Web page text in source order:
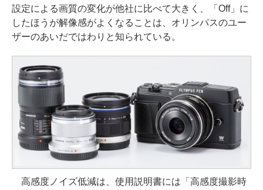
設定による画質の変化が他社に比べて大きく、「Off」に
したほうが解像感がよくなることは、オリンパスのユー
ザーのあいだではわりと知られている。
高感度ノイズ低減は、使用説明書には「高感度撮影時